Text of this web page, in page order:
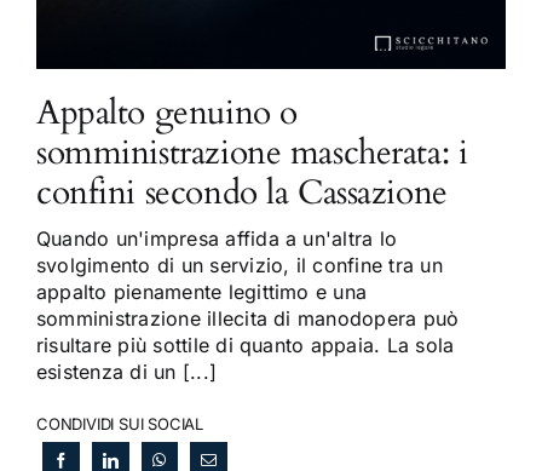
Appalto genuino o
somministrazione mascherata: i
confini secondo la Cassazione
Quando un'impresa affida a un'altra lo
svolgimento di un servizio, il confine tra un
appalto pienamente legittimo e una
somministrazione illecita di manodopera può
risultare più sottile di quanto appaia. La sola
esistenza di un [...]
CONDIVIDI SUI SOCIAL